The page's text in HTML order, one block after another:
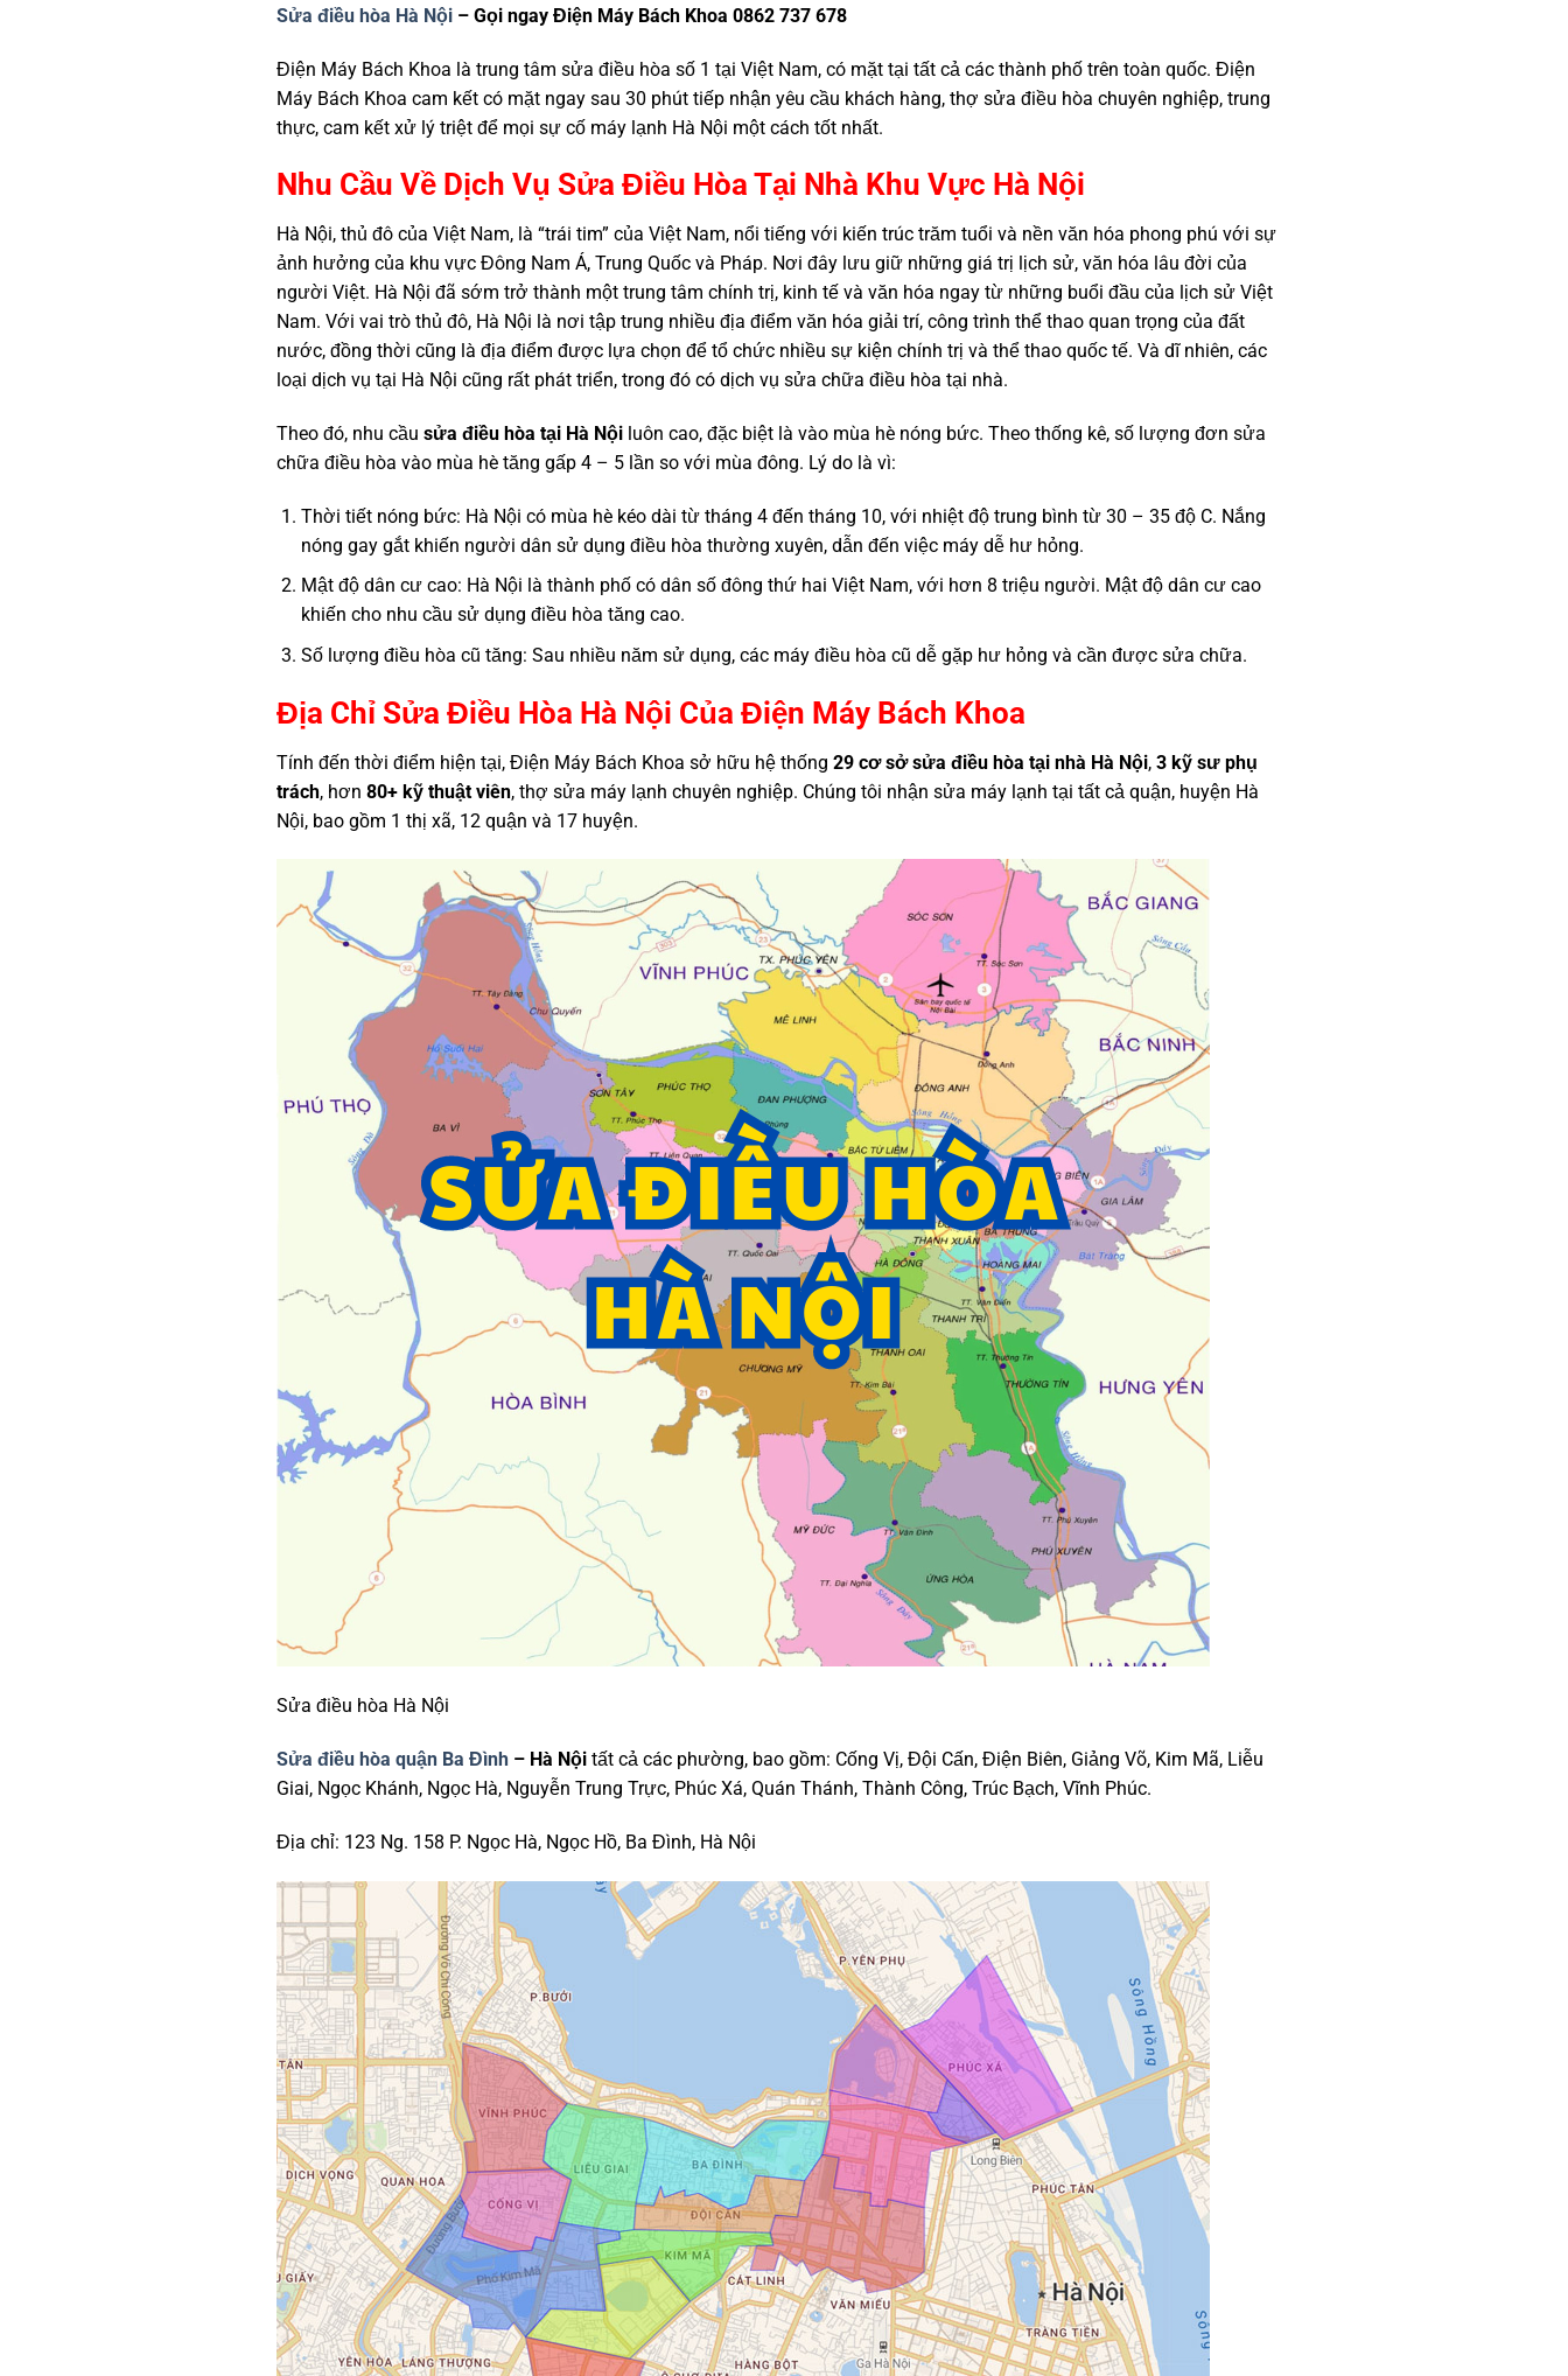
Sửa điều hòa Hà Nội – Gọi ngay Điện Máy Bách Khoa 0862 737 678
Điện Máy Bách Khoa là trung tâm sửa điều hòa số 1 tại Việt Nam, có mặt tại tất cả các thành phố trên toàn quốc. Điện
Máy Bách Khoa cam kết có mặt ngay sau 30 phút tiếp nhận yêu cầu khách hàng, thợ sửa điều hòa chuyên nghiệp, trung
thực, cam kết xử lý triệt để mọi sự cố máy lạnh Hà Nội một cách tốt nhất.
Nhu Cầu Về Dịch Vụ Sửa Điều Hòa Tại Nhà Khu Vực Hà Nội
Hà Nội, thủ đô của Việt Nam, là “trái tim” của Việt Nam, nổi tiếng với kiến trúc trăm tuổi và nền văn hóa phong phú với sự
ảnh hưởng của khu vực Đông Nam Á, Trung Quốc và Pháp. Nơi đây lưu giữ những giá trị lịch sử, văn hóa lâu đời của
người Việt. Hà Nội đã sớm trở thành một trung tâm chính trị, kinh tế và văn hóa ngay từ những buổi đầu của lịch sử Việt
Nam. Với vai trò thủ đô, Hà Nội là nơi tập trung nhiều địa điểm văn hóa giải trí, công trình thể thao quan trọng của đất
nước, đồng thời cũng là địa điểm được lựa chọn để tổ chức nhiều sự kiện chính trị và thể thao quốc tế. Và dĩ nhiên, các
loại dịch vụ tại Hà Nội cũng rất phát triển, trong đó có dịch vụ sửa chữa điều hòa tại nhà.
Theo đó, nhu cầu sửa điều hòa tại Hà Nội luôn cao, đặc biệt là vào mùa hè nóng bức. Theo thống kê, số lượng đơn sửa
chữa điều hòa vào mùa hè tăng gấp 4 – 5 lần so với mùa đông. Lý do là vì:
Thời tiết nóng bức: Hà Nội có mùa hè kéo dài từ tháng 4 đến tháng 10, với nhiệt độ trung bình từ 30 – 35 độ C. Nắng
nóng gay gắt khiến người dân sử dụng điều hòa thường xuyên, dẫn đến việc máy dễ hư hỏng.
Mật độ dân cư cao: Hà Nội là thành phố có dân số đông thứ hai Việt Nam, với hơn 8 triệu người. Mật độ dân cư cao
khiến cho nhu cầu sử dụng điều hòa tăng cao.
Số lượng điều hòa cũ tăng: Sau nhiều năm sử dụng, các máy điều hòa cũ dễ gặp hư hỏng và cần được sửa chữa.
Địa Chỉ Sửa Điều Hòa Hà Nội Của Điện Máy Bách Khoa
Tính đến thời điểm hiện tại, Điện Máy Bách Khoa sở hữu hệ thống 29 cơ sở sửa điều hòa tại nhà Hà Nội, 3 kỹ sư phụ
trách, hơn 80+ kỹ thuật viên, thợ sửa máy lạnh chuyên nghiệp. Chúng tôi nhận sửa máy lạnh tại tất cả quận, huyện Hà
Nội, bao gồm 1 thị xã, 12 quận và 17 huyện.
Sửa điều hòa Hà Nội
Sửa điều hòa quận Ba Đình – Hà Nội tất cả các phường, bao gồm: Cống Vị, Đội Cấn, Điện Biên, Giảng Võ, Kim Mã, Liễu
Giai, Ngọc Khánh, Ngọc Hà, Nguyễn Trung Trực, Phúc Xá, Quán Thánh, Thành Công, Trúc Bạch, Vĩnh Phúc.
Địa chỉ: 123 Ng. 158 P. Ngọc Hà, Ngọc Hồ, Ba Đình, Hà Nội